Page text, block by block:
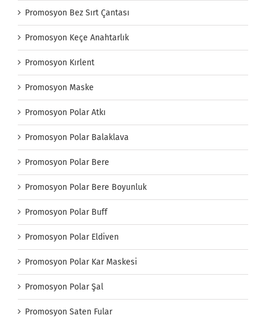
Promosyon Bez Sırt Çantası
Promosyon Keçe Anahtarlık
Promosyon Kırlent
Promosyon Maske
Promosyon Polar Atkı
Promosyon Polar Balaklava
Promosyon Polar Bere
Promosyon Polar Bere Boyunluk
Promosyon Polar Buff
Promosyon Polar Eldiven
Promosyon Polar Kar Maskesi
Promosyon Polar Şal
Promosyon Saten Fular